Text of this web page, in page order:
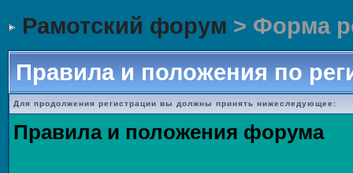
Рамотский форум > Форма
Правила и положения по
Для продолжения регистрации вы должны принять нижеследующее:
Правила и положения форума